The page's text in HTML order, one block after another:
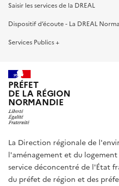
Saisir les services de la DREAL
Dispositif d’écoute - La DREAL
Services Publics +
PRÉFET
DE LA RÉGION
NORMANDIE
La Direction régionale de
l'aménagement et du
service déconcentré de l'État
du préfet de région et des